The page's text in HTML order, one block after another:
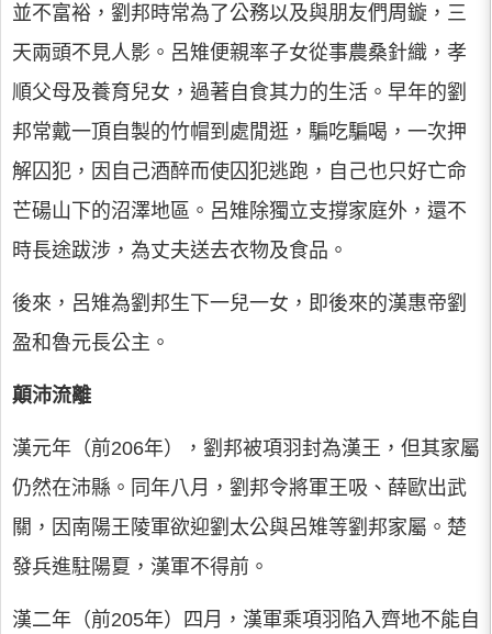
並不富裕，劉邦時常為了公務以及與朋友們周鏇，三
天兩頭不見人影。呂雉便親率子女從事農桑針織，孝
順父母及養育兒女，過著自食其力的生活。早年的劉
邦常戴一頂自製的竹帽到處閒逛，騙吃騙喝，一次押
解囚犯，因自己酒醉而使囚犯逃跑，自己也只好亡命
芒碭山下的沼澤地區。呂雉除獨立支撐家庭外，還不
時長途跋涉，為丈夫送去衣物及食品。
後來，呂雉為劉邦生下一兒一女，即後來的漢惠帝劉
盈和魯元長公主。
顛沛流離
漢元年（前206年），劉邦被項羽封為漢王，但其家屬
仍然在沛縣。同年八月，劉邦令將軍王吸、薛歐出武
關，因南陽王陵軍欲迎劉太公與呂雉等劉邦家屬。楚
發兵進駐陽夏，漢軍不得前。
漢二年（前205年）四月，漢軍乘項羽陷入齊地不能自